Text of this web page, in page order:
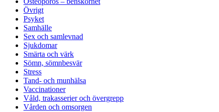
Övrigt
Psyket
Samhälle
Sex och samlevnad
Sjukdomar
Smärta och värk
Sömn, sömnbesvär
Stress
Tand- och munhälsa
Vaccinationer
Våld, trakasserier och övergrepp
Vården och omsorgen